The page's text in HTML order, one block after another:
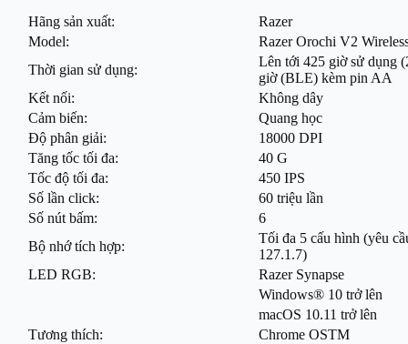
Hãng sản xuất:
Razer
Model:
Razer Orochi V2
Thời gian sử dụng:
Lên tới 425 giờ sử dụng
giờ (BLE) kèm pin AA
Kết nối:
Không dây
Cảm biến:
Quang học
Độ phân giải:
18000 DPI
Tăng tốc tối đa:
40 G
Tốc độ tối đa:
450 IPS
Số lần click:
60 triệu lần
Số nút bấm:
6
Bộ nhớ tích hợp:
Tối đa 5 cấu hình (yêu
127.1.7)
LED RGB:
Razer Synapse
Tương thích:
Windows® 10 trở lên
macOS 10.11 trở lên
Chrome OSTM